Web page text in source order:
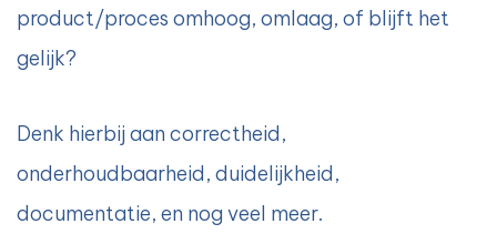
product/proces omhoog, omlaag, of blijft het
gelijk?
Denk hierbij aan correctheid,
onderhoudbaarheid, duidelijkheid,
documentatie, en nog veel meer.